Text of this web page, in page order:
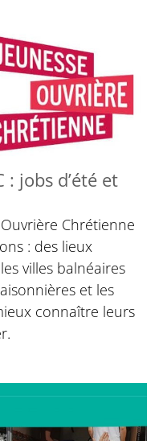
: jobs d’été et
Chrétienne
: des lieux
villes balnéaires
et les
connaître leurs